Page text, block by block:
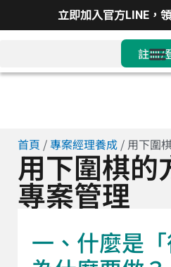
立即加入官方LINE，
註冊/
首頁 /專案經理養成 / 用下圍
用下圍棋的
專案管理
一、什麼是